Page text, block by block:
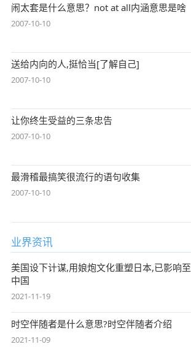
闹太套是什么意思？not at all内涵意思是啥
2007-10-10
送给内向的人,挺恰当[了解自己]
2007-10-10
让你终生受益的三条忠告
2007-10-10
最滑稽最搞笑很流行的语句收集
2007-10-10
业界资讯
美国设下计谋,用娘炮文化重塑日本,已影响至
中国
2021-11-19
时空伴随者是什么意思?时空伴随者介绍
2021-11-09